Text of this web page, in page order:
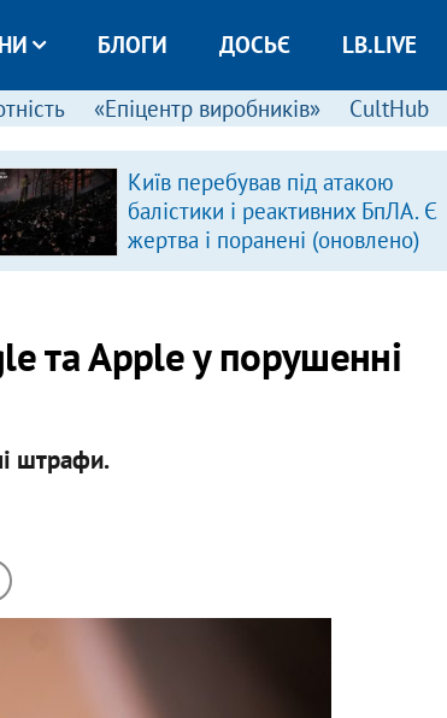
БЛОГИ ДОСЬЄ LB.LIVE
«Епіцентр виробників» CultHub
Київ перебував під атакою
балістики і реактивних БпЛА. Є
жертва і поранені (оновлено)
та Apple у порушенні
штрафи.